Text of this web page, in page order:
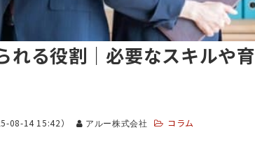
れる役割｜必要なスキルや
08-14 15:42） アルー株式会社
コラム